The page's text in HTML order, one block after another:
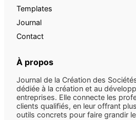
Templates
Journal
Contact
À propos
Journal de la Création des
dédiée à la création et au
entreprises. Elle connecte les
clients qualifiés, en leur offrant
outils concrets pour faire grandir